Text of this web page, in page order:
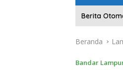
Berita
Beranda
Bandar